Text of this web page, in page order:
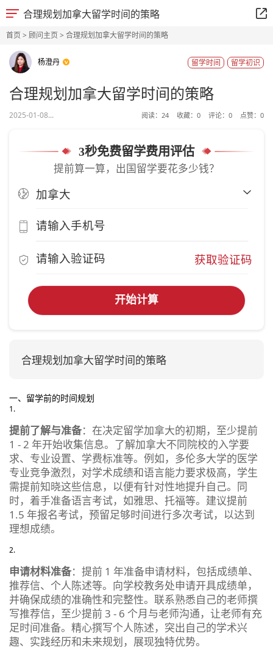
合理规划加拿大留学时间的策略
首页> 顾问主页> 合理规划加拿大留学时间的策略
杨澄丹 留学初识
留学时间
合理规划加拿大留学时间的策略
2025-01-08... 阅读： 24 收藏： 0 评论： 0 点赞： 0
3秒免费留学费用评估
提前算一算，出国留学要花多少钱？
获取验证码
开始计算
合理规划加拿大留学时间的策略
一、留学前的时间规划
提前了解与准备：在决定留学加拿大的初期，至少提前
1 - 2 年开始收集信息。了解加拿大不同院校的入学要
求、专业设置、学费标准等。例如，多伦多大学的医学
专业竞争激烈，对学术成绩和语言能力要求极高，学生
需提前知晓这些信息，以便有针对性地提升自己。同
时，着手准备语言考试，如雅思、托福等。建议提前
1.5 年报名考试，预留足够时间进行多次考试，以达到
理想成绩。
申请材料准备：提前 1 年准备申请材料，包括成绩单、
推荐信、个人陈述等。向学校教务处申请开具成绩单，
并确保成绩的准确性和完整性。联系熟悉自己的老师撰
写推荐信，至少提前 3 - 6 个月与老师沟通，让老师有充
足时间准备。精心撰写个人陈述，突出自己的学术兴
趣、实践经历和未来规划，展现独特优势。